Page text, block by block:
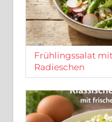
Frühlingssalat
Radieschen